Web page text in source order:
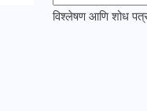
विश्लेषण आणि शोध